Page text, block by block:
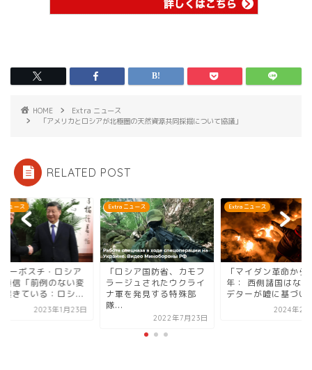
HOME
Extra ニュース
「アメリカとロシアが北極圏の天然資源共同採掘について協議」
RELATED POST
ニュース
ーボスチ・ロシア
通信「前例のない変
起きている：ロシ...
2023年1月23日
Extra ニュース
「ロシア国防省、カモフ
ラージュされたウクライ
ナ軍を発見する特殊部
隊...
2022年7月23日
Extra ニュース
「マイダン革命から
年： 西側諸国はな
デターが嘘に基づい
2024年2